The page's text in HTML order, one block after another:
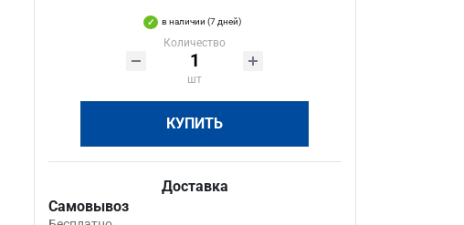
в наличии (7 дней)
Количество
шт
КУПИТЬ
Доставка
Самовывоз